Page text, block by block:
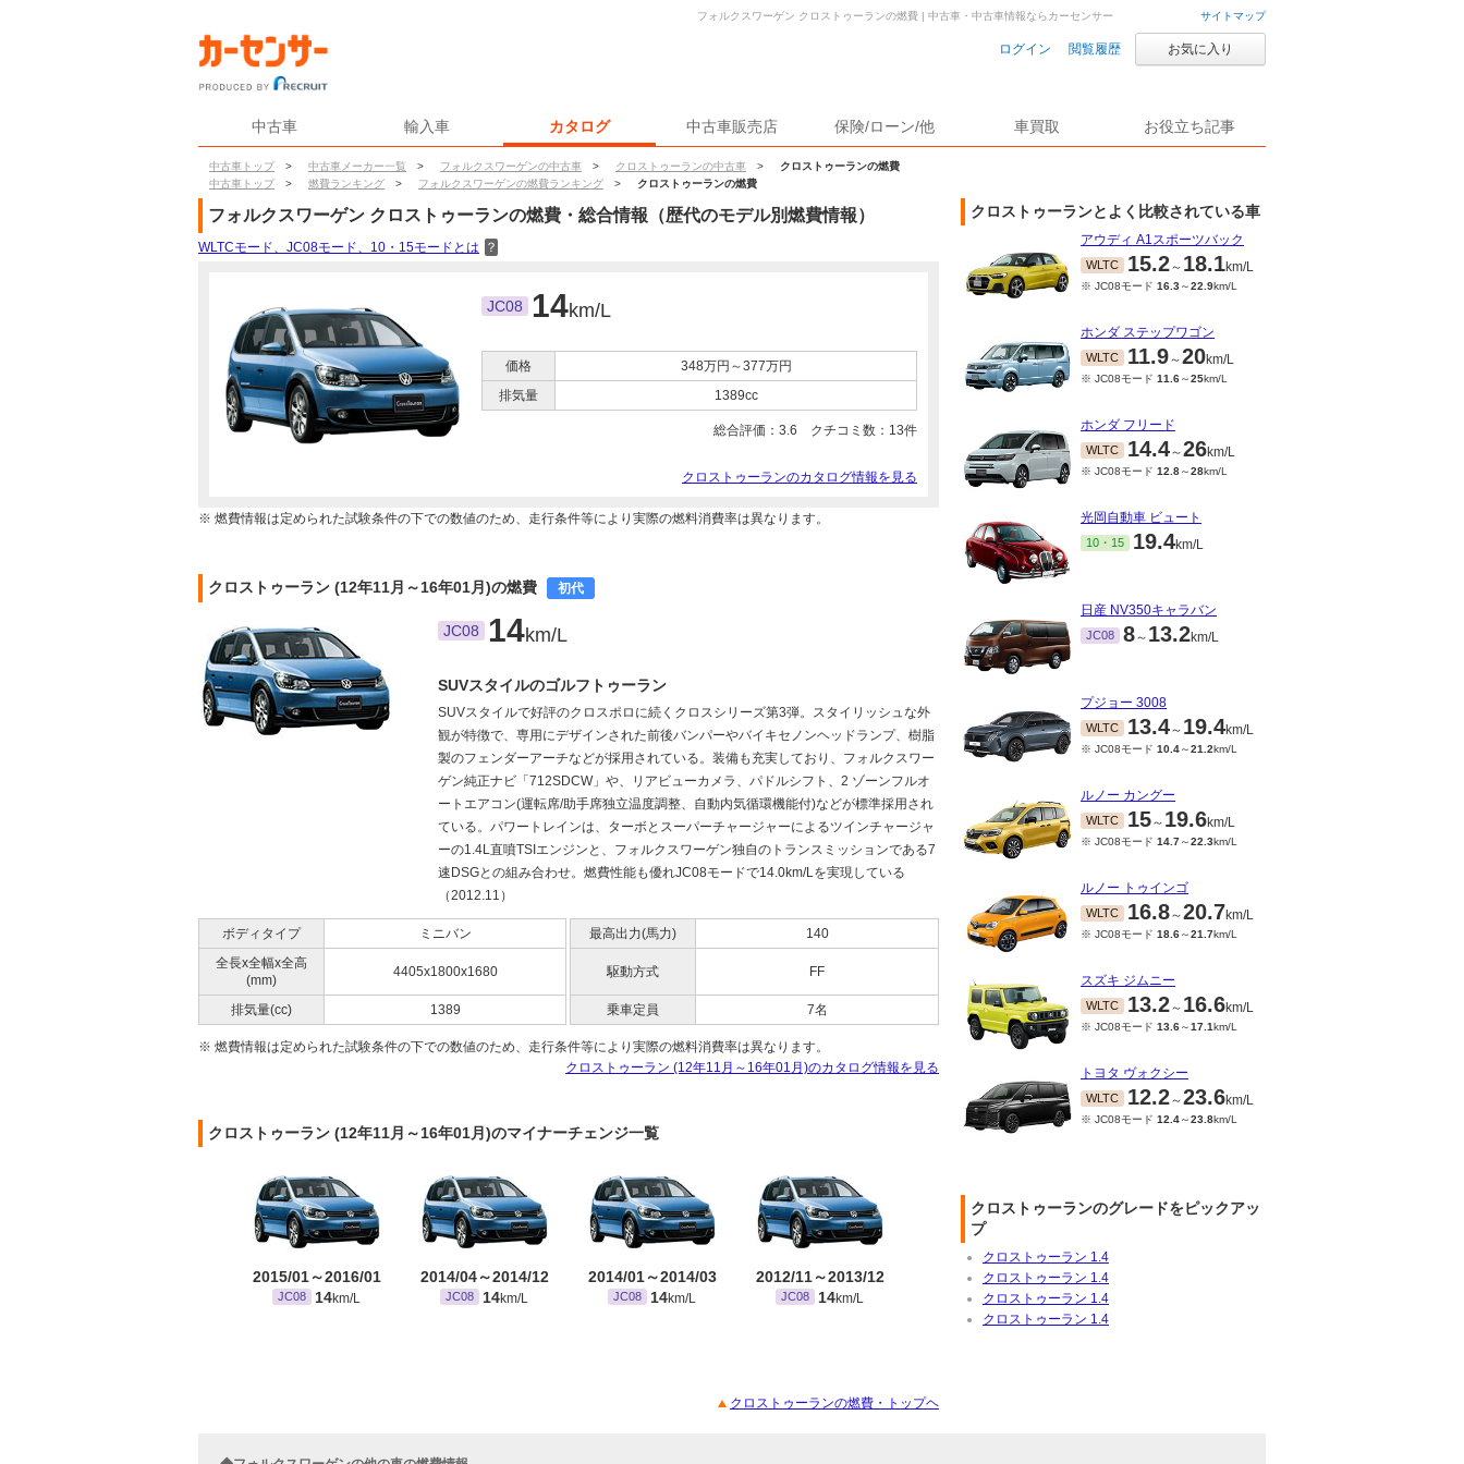
サイトマップ
ログイン 閲覧履歴 お気に入り
中古車 輸入車 カタログ 中古車販売店 保険/ローン/他 車買取 お役立ち記事
中古車トップ > 中古車メーカー一覧 > フォルクスワーゲンの中古車 > クロストゥーランの中古車 >
クロストゥーランの燃費
中古車トップ
> 燃費ランキング > フォルクスワーゲンの燃費ランキング > クロストゥーランの燃費
フォルクスワーゲン クロストゥーランの燃費 | 中古車・中古車情報ならカーセンサー
フォルクスワーゲン クロストゥーランの燃費・総合情報（歴代のモデル別燃費情報）
WLTCモード、JC08モード、10・15モードとは ？
JC08 14km/L
価格
348万円～377万円
排気量
1389cc
総合評価： 3.6 クチコミ数： 13件
クロストゥーランのカタログ情報を見る
※ 燃費情報は定められた試験条件の下での数値のため、走行条件等により実際の燃料消費率は異なります。
クロストゥーラン (12年11月～16年01月)の燃費 初代
JC08 14km/L
SUVスタイルのゴルフトゥーラン
SUVスタイルで好評のクロスポロに続くクロスシリーズ第3弾。スタイリッシュな外
観が特徴で、専用にデザインされた前後バンパーやバイキセノンヘッドランプ、樹脂
製のフェンダーアーチなどが採用されている。装備も充実しており、フォルクスワー
ゲン純正ナビ「712SDCW」や、リアビューカメラ、パドルシフト、2 ゾーンフルオ
ートエアコン(運転席/助手席独立温度調整、自動内気循環機能付)などが標準採用され
ている。パワートレインは、ターボとスーパーチャージャーによるツインチャージャ
ーの1.4L直噴TSIエンジンと、フォルクスワーゲン独自のトランスミッションである7
速DSGとの組み合わせ。燃費性能も優れJC08モードで14.0km/Lを実現している
（2012.11）
ボディタイプ ミニバン 最高出力(馬力)
140
全長x全幅x全高
(mm)
4405x1800x1680 駆動方式 FF
排気量(cc) 1389 乗車定員 7名
※ 燃費情報は定められた試験条件の下での数値のため、走行条件等により実際の燃料消費率は異なります。
クロストゥーラン (12年11月～16年01月)のカタログ情報を見る
クロストゥーラン (12年11月～16年01月)のマイナーチェンジ一覧
2015/01～2016/01
JC08 14km/L
2014/04～2014/12
JC08 14km/L
2014/01～2014/03
JC08 14km/L
2012/11～2013/12
JC08 14km/L
クロストゥーランの燃費・トップヘ
クロストゥーランとよく比較されている車
アウディ A1スポーツバック
WLTC 15.2～ 18.1km/L
※ JC08モード 16.3～22.9km/L
ホンダ ステップワゴン
WLTC 11.9～20km/L
※ JC08モード 11.6～25km/L
ホンダ フリード
WLTC 14.4～26km/L
※ JC08モード 12.8～28km/L
光岡自動車 ビュート
10・15 19.4km/L
日産 NV350キャラバン
JC08 8～ 13.2km/L
プジョー 3008
WLTC 13.4～ 19.4km/L
※ JC08モード 10.4～21.2km/L
ルノー カングー
WLTC 15～ 19.6km/L
※ JC08モード 14.7～22.3km/L
ルノー トゥインゴ
WLTC 16.8～20.7km/L
※ JC08モード 18.6～21.7km/L
スズキ ジムニー
WLTC 13.2～ 16.6km/L
※ JC08モード 13.6～17.1km/L
トヨタ ヴォクシー
WLTC 12.2～23.6km/L
※ JC08モード 12.4～23.8km/L
クロストゥーランのグレードをピックアッ
プ
クロストゥーラン 1.4
クロストゥーラン 1.4
クロストゥーラン 1.4
クロストゥーラン 1.4